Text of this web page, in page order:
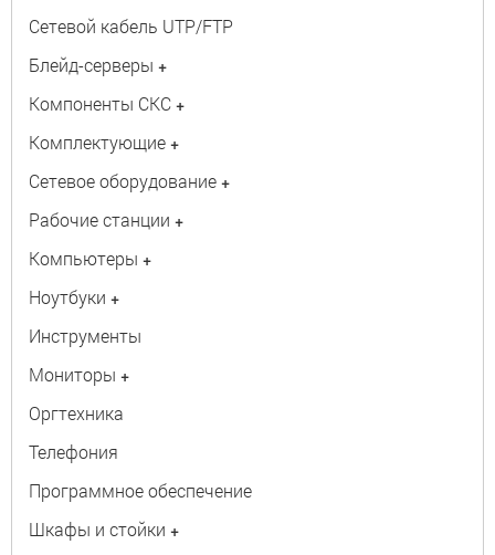
Сетевой кабель UTP/FTP
Блейд-серверы +
Компоненты СКС +
Комплектующие +
Сетевое оборудование +
Рабочие станции +
Компьютеры +
Ноутбуки +
Инструменты
Мониторы +
Оргтехника
Телефония
Программное обеспечение
Шкафы и стойки +